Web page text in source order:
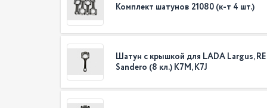
Комплект шатунов 21080 (к-т 4 шт.)
Шатун с крышкой для LADA Largus,
Sandero (8 кл.) K7M, K7J